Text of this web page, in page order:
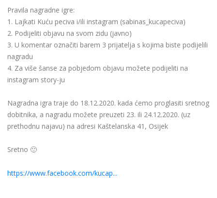
Pravila nagradne igre:
1. Lajkati Kuću peciva i/ili instagram (sabinas_kucapeciva)
2. Podijeliti objavu na svom zidu (javno)
3. U komentar označiti barem 3 prijatelja s kojima biste podijelili
nagradu
4. Za više šanse za pobjedom objavu možete podijeliti na
instagram story-ju
Nagradna igra traje do 18.12.2020. kada ćemo proglasiti sretnog
dobitnika, a nagradu možete preuzeti 23. ili 24.12.2020. (uz
prethodnu najavu) na adresi Kaštelanska 41, Osijek
Sretno 🙂
https://www.facebook.com/kucap...